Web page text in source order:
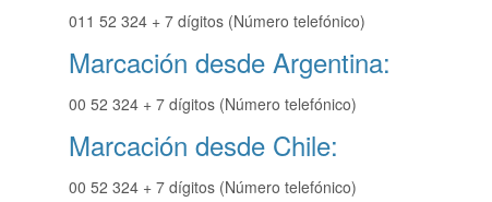
011 52 324 + 7 dígitos (Número telefónico)
Marcación desde Argentina:
00 52 324 + 7 dígitos (Número telefónico)
Marcación desde Chile:
00 52 324 + 7 dígitos (Número telefónico)